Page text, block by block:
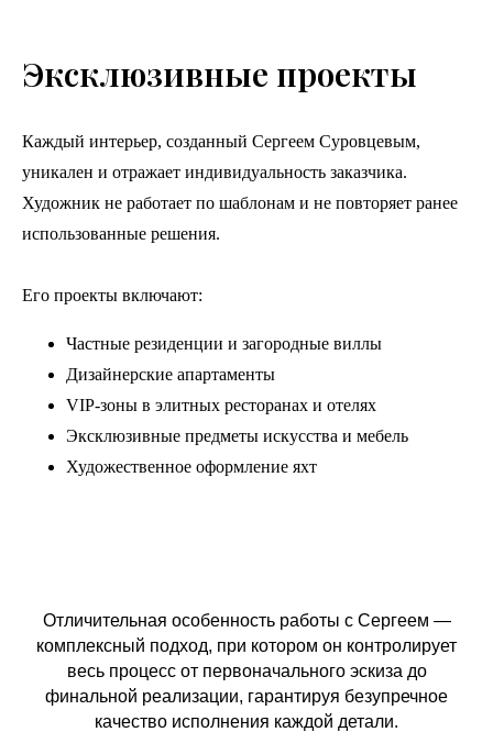
Эксклюзивные проекты
Каждый интерьер, созданный Сергеем Суровцевым,
уникален и отражает индивидуальность заказчика.
Художник не работает по шаблонам и не повторяет ранее
использованные решения.
Его проекты включают:
Частные резиденции и загородные виллы
Дизайнерские апартаменты
VIP-зоны в элитных ресторанах и отелях
Эксклюзивные предметы искусства и мебель
Художественное оформление яхт
Отличительная особенность работы с Сергеем —
комплексный подход, при котором он контролирует
весь процесс от первоначального эскиза до
финальной реализации, гарантируя безупречное
качество исполнения каждой детали.